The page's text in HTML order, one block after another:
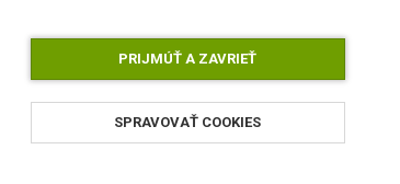
AirsoftPro.sk © 2026
PRIJMÚŤ A ZAVRIEŤ
SPRAVOVAŤ COOKIES